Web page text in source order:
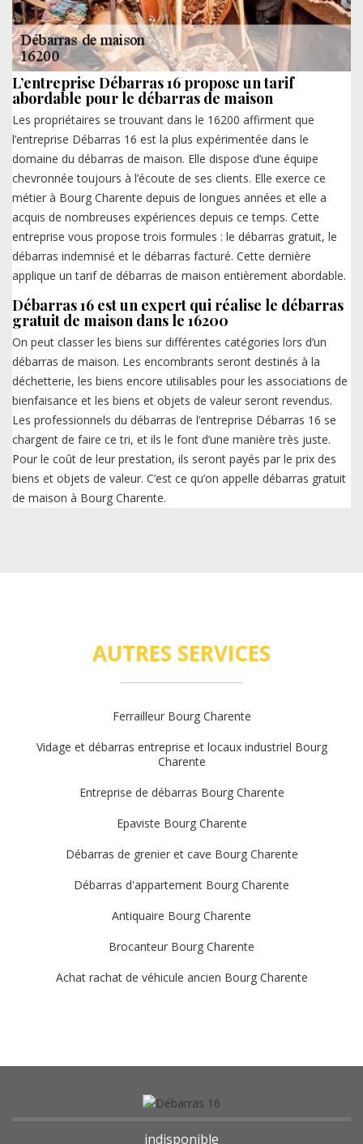
L’entreprise Débarras 16 propose un tarif
abordable pour le débarras de maison
Les propriétaires se trouvant dans le 16200 affirment que
l’entreprise Débarras 16 est la plus expérimentée dans le
domaine du débarras de maison. Elle dispose d’une équipe
chevronnée toujours à l’écoute de ses clients. Elle exerce ce
métier à Bourg Charente depuis de longues années et elle a
acquis de nombreuses expériences depuis ce temps. Cette
entreprise vous propose trois formules : le débarras gratuit, le
débarras indemnisé et le débarras facturé. Cette dernière
applique un tarif de débarras de maison entièrement abordable.
Débarras 16 est un expert qui réalise le débarras
gratuit de maison dans le 16200
On peut classer les biens sur différentes catégories lors d’un
débarras de maison. Les encombrants seront destinés à la
déchetterie, les biens encore utilisables pour les associations de
bienfaisance et les biens et objets de valeur seront revendus.
Les professionnels du débarras de l’entreprise Débarras 16 se
chargent de faire ce tri, et ils le font d’une manière très juste.
Pour le coût de leur prestation, ils seront payés par le prix des
biens et objets de valeur. C’est ce qu’on appelle débarras gratuit
de maison à Bourg Charente.
AUTRES SERVICES
Ferrailleur Bourg Charente
Vidage et débarras entreprise et locaux industriel Bourg
Charente
Entreprise de débarras Bourg Charente
Epaviste Bourg Charente
Débarras de grenier et cave Bourg Charente
Débarras d'appartement Bourg Charente
Antiquaire Bourg Charente
Brocanteur Bourg Charente
Achat rachat de véhicule ancien Bourg Charente
indisponible